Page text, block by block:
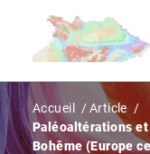
contenu
Fil
d'Ariane
Accueil
Article
Paléoaltérations
Bohême (Europe